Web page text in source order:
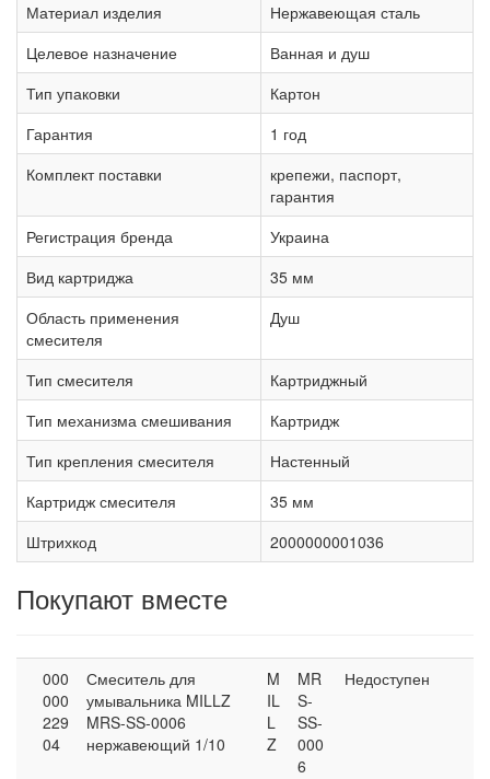
Материал изделия
Нержавеющая сталь
Целевое назначение
Ванная и душ
Тип упаковки
Картон
Гарантия
1 год
Комплект поставки
крепежи, паспорт,
гарантия
Регистрация бренда
Украина
Вид картриджа
35 мм
Область применения
смесителя
Душ
Тип смесителя
Картриджный
Тип механизма смешивания
Картридж
Тип крепления смесителя
Настенный
Картридж смесителя
35 мм
Штрихкод
2000000001036
Покупают вместе
000
000
229
04
Смеситель для
умывальника MILLZ
MRS-SS-0006
нержавеющий 1/10
M
IL
L
Z
MR
S-
SS-
000
6
Недоступен